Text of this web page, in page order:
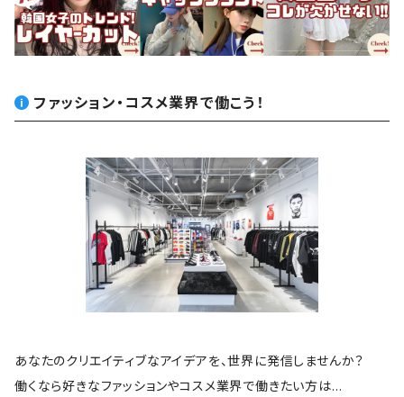
ファッション・コスメ業界で働こう！
あなたのクリエイティブなアイデアを、世界に発信しませんか？
働くなら好きなファッションやコスメ業界で働きたい方は…